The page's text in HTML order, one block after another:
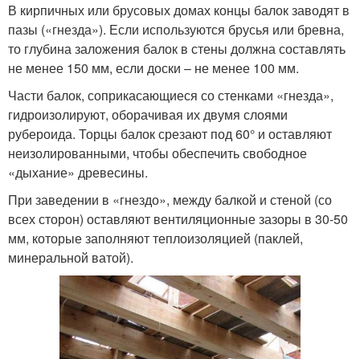
В кирпичных или брусовых домах концы балок заводят в
пазы («гнезда»). Если используются брусья или бревна,
то глубина заложения балок в стены должна составлять
не менее 150 мм, если доски – не менее 100 мм.
Части балок, соприкасающиеся со стенками «гнезда»,
гидроизолируют, оборачивая их двумя слоями
рубероида. Торцы балок срезают под 60° и оставляют
неизолированными, чтобы обеспечить свободное
«дыхание» древесины.
При заведении в «гнездо», между балкой и стеной (со
всех сторон) оставляют вентиляционные зазоры в 30-50
мм, которые заполняют теплоизоляцией (паклей,
минеральной ватой).